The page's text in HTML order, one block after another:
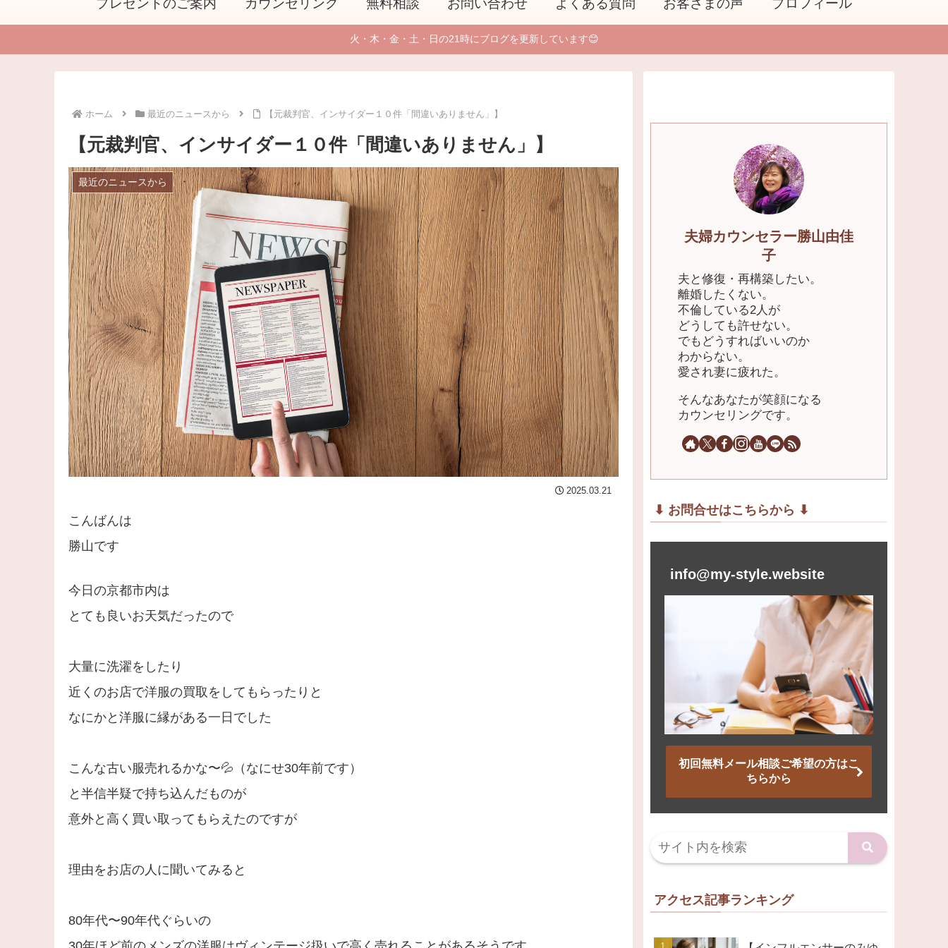
プレゼントのご案内 カウンセリング 無料相談 お問い合わせ よくある質問 お客さまの声 プロフィール
火・木・金・土・日の21時にブログを更新しています😊
ホーム 最近のニュースから 【元裁判官、インサイダー１０件「間違いありません」】
【元裁判官、インサイダー１０件「間違いありません」】
最近のニュースから
2025.03.21
こんばんは
勝山です
今日の京都市内は
とても良いお天気だったので
大量に洗濯をしたり
近くのお店で洋服の買取をしてもらったりと
なにかと洋服に縁がある一日でした
こんな古い服売れるかな〜💦（なにせ30年前です）
と半信半疑で持ち込んだものが
意外と高く買い取ってもらえたのですが
理由をお店の人に聞いてみると
80年代〜90年代ぐらいの
夫婦カウンセラー勝山由佳
子
夫と修復・再構築したい。
離婚したくない。
不倫している2人が
どうしても許せない。
でもどうすればいいのか
わからない。
愛され妻に疲れた。
そんなあなたが笑顔になる
カウンセリングです。
⬇︎ お問合せはこちらから ⬇︎
info@my-style.website
初回無料メール相談ご希望の方はこ
ちらから
アクセス記事ランキング